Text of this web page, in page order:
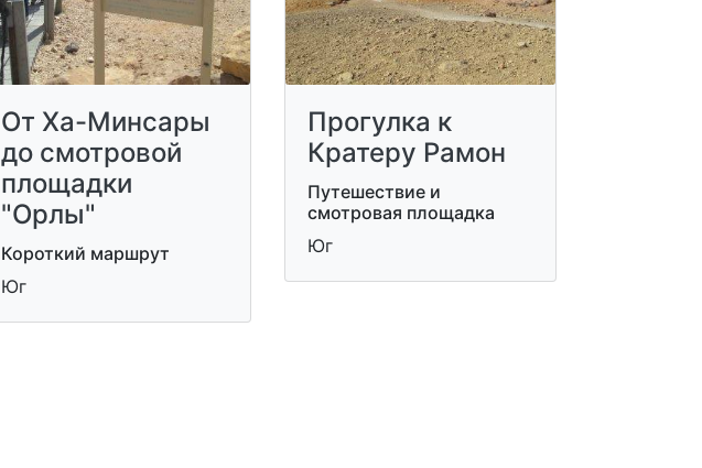
От Ха-Минсары
до смотровой
площадки
"Орлы"
Короткий маршрут
Юг
Прогулка к
Кратеру Рамон
Путешествие и
смотровая площадка
Юг